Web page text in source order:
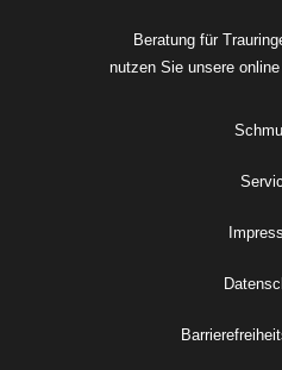
Beratung für
nutzen Sie unsere online